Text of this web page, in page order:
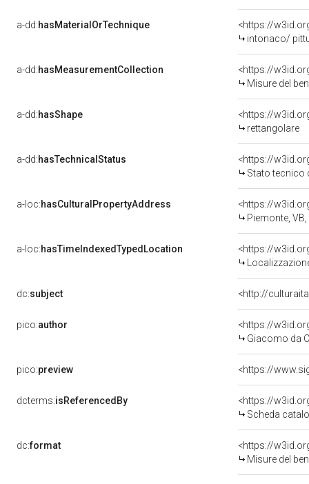
a-dd:hasMaterialOrTechnique
<https://
intonaco/
a-dd:hasMeasurementCollection
<https://
Misure del
a-dd:hasShape
<https://
rettangolare
a-dd:hasTechnicalStatus
<https://
Stato tecnico
a-loc:hasCulturalPropertyAddress
<https://
Piemonte,
a-loc:hasTimeIndexedTypedLocation
<https://
dc:subject <http://
pico:author
<https://
Giacomo da
pico:preview <https://
dcterms:isReferencedBy
<https://
Scheda
dc:format
<https://
Misure del